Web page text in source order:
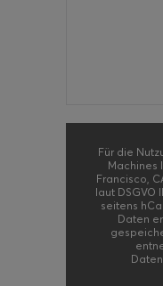
Für die
Machines
Francisco,
laut DSGVO
seitens
Daten